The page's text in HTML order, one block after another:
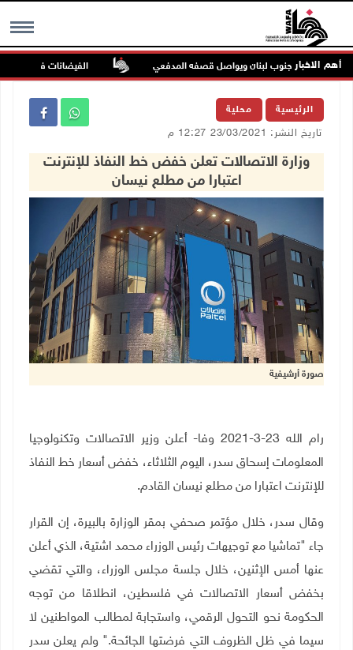
MENU أهم الاخبار
ميس الجبل جنوب لبنان ويواصل قصفه المدفعي الفيضانات في ولاية آسام
الرئيسية محلية
تاريخ النشر: 23/03/2021 12:27 م
وزارة الاتصالات تعلن خفض خط النفاذ للإنترنت
اعتبارا من مطلع نيسان
صورة أرشيفية
رام الله 23-3-2021 وفا- أعلن وزير الاتصالات وتكنولوجيا
المعلومات إسحاق سدر، اليوم الثلاثاء، خفض أسعار خط النفاذ
للإنترنت اعتبارا من مطلع نيسان القادم.
وقال سدر، خلال مؤتمر صحفي بمقر الوزارة بالبيرة، إن القرار
جاء "تماشيا مع توجيهات رئيس الوزراء محمد اشتية، الذي أعلن
عنها أمس الإثنين، خلال جلسة مجلس الوزراء، والتي تقضي
بخفض أسعار الاتصالات في فلسطين، انطلاقا من توجه
الحكومة نحو التحول الرقمي، واستجابة لمطالب المواطنين لا
سيما في ظل الظروف التي فرضتها الجائحة". ولم يعلن سدر